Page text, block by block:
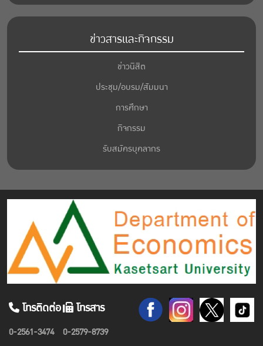
ข่าวสารและกิจกรรม
ข่าวนิสิต
ประชุม/อบรม/สัมมนา
การศึกษา
กิจกรรม
รับสมัครบุคลากร
โทรติดต่อ
0-2561-3474
โทรสาร
0-2579-8739